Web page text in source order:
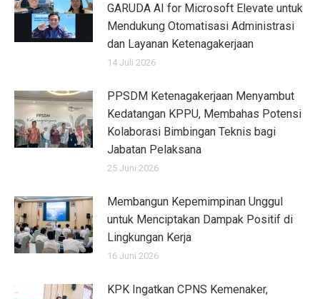
GARUDA AI for Microsoft Elevate untuk
Mendukung Otomatisasi Administrasi
dan Layanan Ketenagakerjaan
14 Juli 2026
PPSDM Ketenagakerjaan Menyambut
Kedatangan KPPU, Membahas Potensi
Kolaborasi Bimbingan Teknis bagi
Jabatan Pelaksana
25 Juni 2026
Membangun Kepemimpinan Unggul
untuk Menciptakan Dampak Positif di
Lingkungan Kerja
16 Juni 2026
KPK Ingatkan CPNS Kemenaker,